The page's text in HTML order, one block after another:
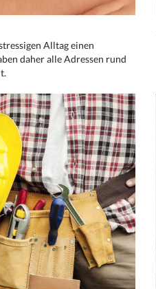
Alltag einen
daher alle Adressen rund